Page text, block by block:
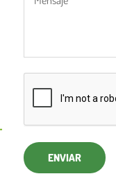
ENVIAR